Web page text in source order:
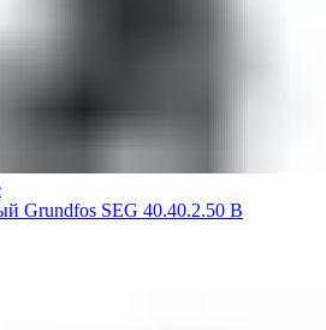
Grundfos SEG 40.40.2.50 B